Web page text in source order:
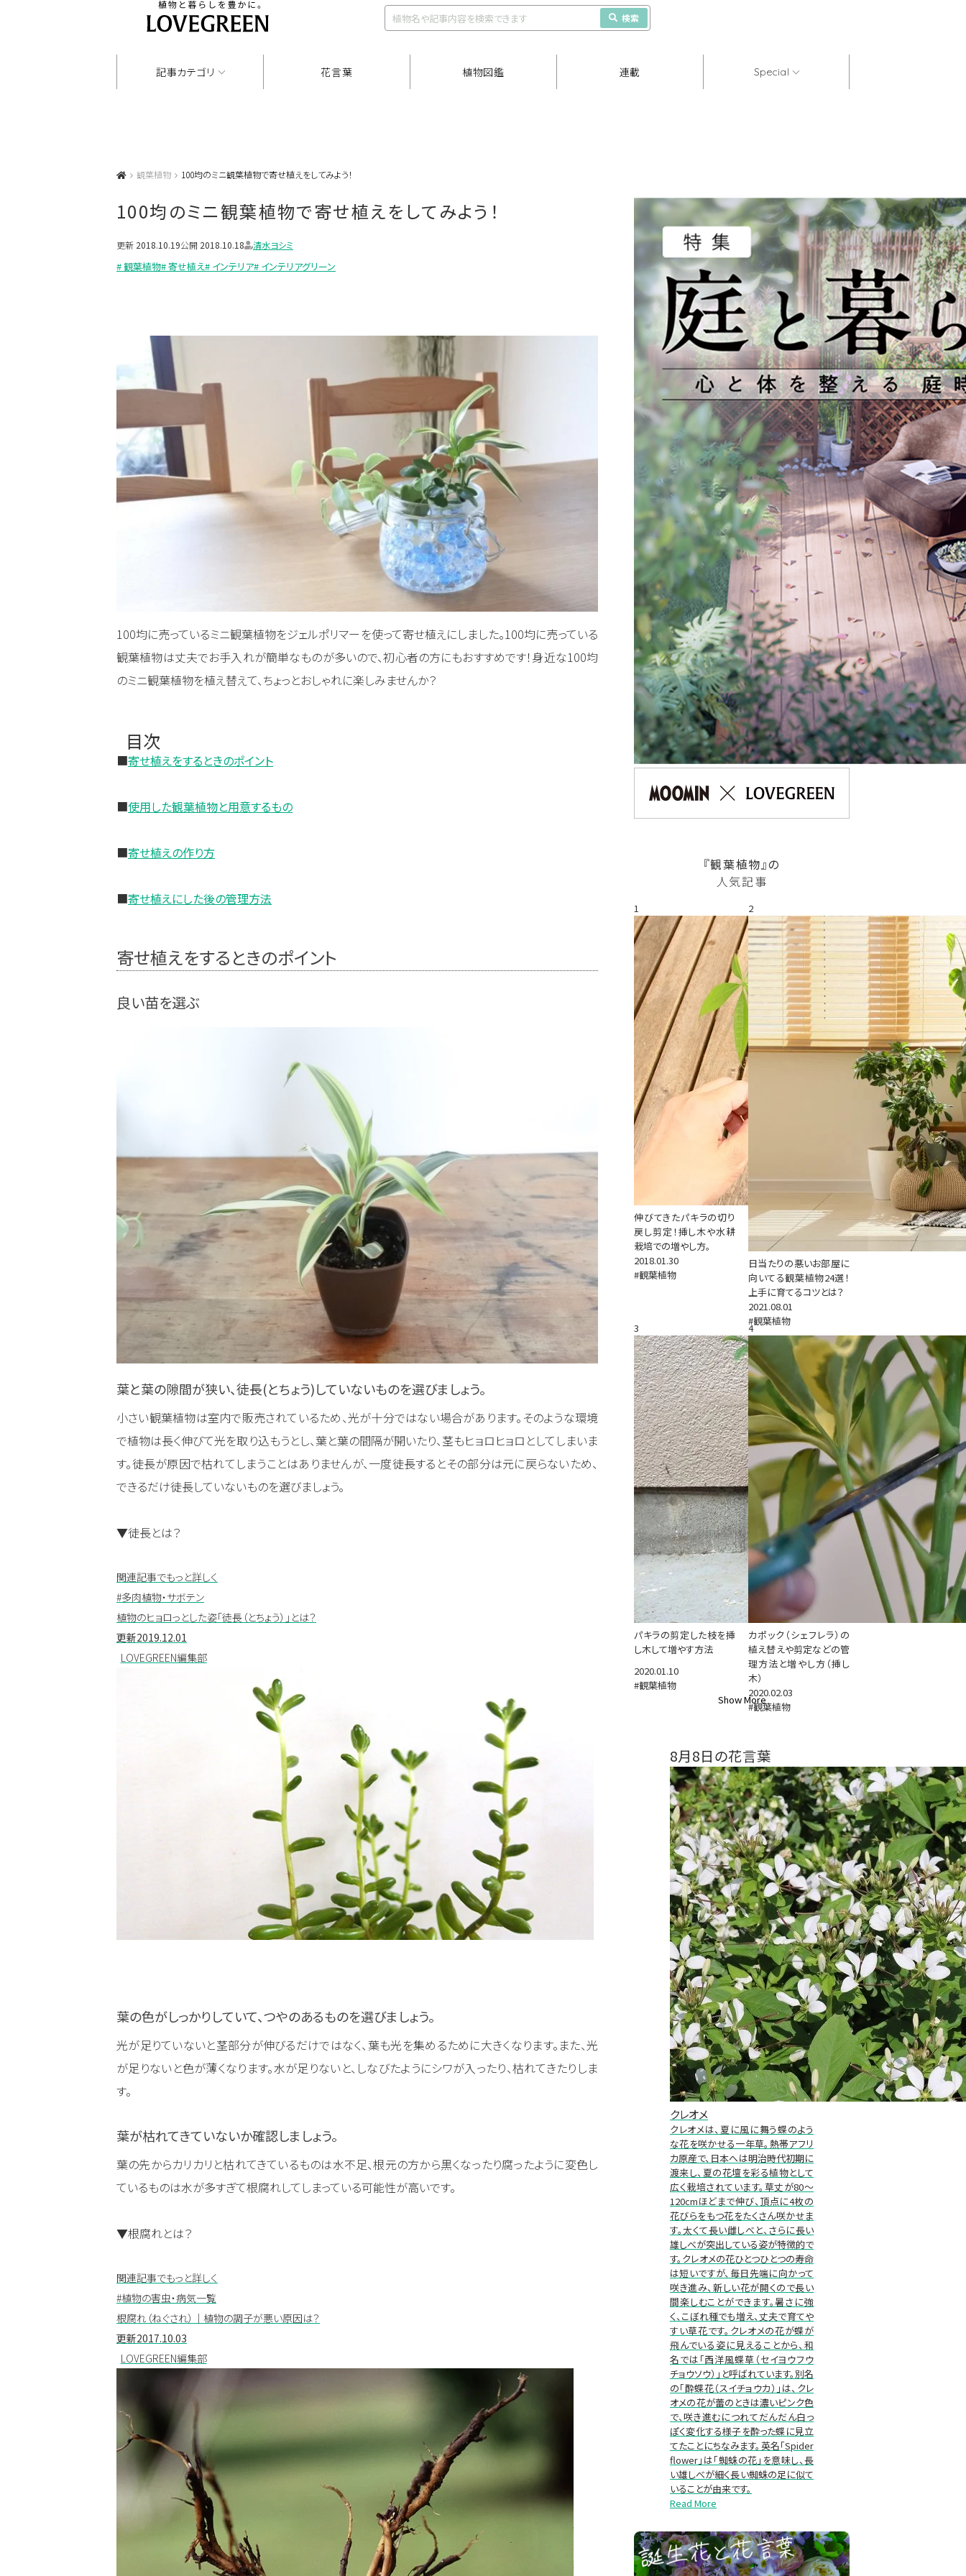
検索
記事カテゴリ 花言葉 植物図鑑 連載 Special
観葉植物 100均のミニ観葉植物で寄せ植えをしてみよう！
100均のミニ観葉植物で寄せ植えをしてみよう！
更新 2018.10.19公開 2018.10.18 清水ヨシミ
# 観葉植物# 寄せ植え# インテリア# インテリアグリーン
100均に売っているミニ観葉植物をジェルポリマーを使って寄せ植えにしました。100均に売っている
観葉植物は丈夫でお手入れが簡単なものが多いので、初心者の方にもおすすめです！身近な100均
のミニ観葉植物を植え替えて、ちょっとおしゃれに楽しみませんか？
目次
■寄せ植えをするときのポイント
■使用した観葉植物と用意するもの
■寄せ植えの作り方
■寄せ植えにした後の管理方法
寄せ植えをするときのポイント
良い苗を選ぶ
葉と葉の隙間が狭い、徒長(とちょう)していないものを選びましょう。
小さい観葉植物は室内で販売されているため、光が十分ではない場合があります。そのような環境
で植物は長く伸びて光を取り込もうとし、葉と葉の間隔が開いたり、茎もヒョロヒョロとしてしまいま
す。徒長が原因で枯れてしまうことはありませんが、一度徒長するとその部分は元に戻らないため、
できるだけ徒長していないものを選びましょう。
▼徒長とは？
関連記事でもっと詳しく
#多肉植物・サボテン
植物のヒョロっとした姿「徒長（とちょう）」とは？
更新2019.12.01
LOVEGREEN編集部
葉の色がしっかりしていて、つやのあるものを選びましょう。
光が足りていないと茎部分が伸びるだけではなく、葉も光を集めるために大きくなります。また、光
が足りないと色が薄くなります。水が足りないと、しなびたようにシワが入ったり、枯れてきたりしま
す。
葉が枯れてきていないか確認しましょう。
葉の先からカリカリと枯れてきているものは水不足、根元の方から黒くなったり腐ったように変色し
ているものは水が多すぎて根腐れしてしまっている可能性が高いです。
▼根腐れとは？
関連記事でもっと詳しく
#植物の害虫・病気一覧
根腐れ（ねぐされ）｜植物の調子が悪い原因は？
更新2017.10.03
LOVEGREEN編集部
『観葉植物』の
人気記事
1
伸びてきたパキラの切り
戻し剪定！挿し木や水耕
栽培での増やし方。
2018.01.30
#観葉植物
2
日当たりの悪いお部屋に
向いてる観葉植物24選！
上手に育てるコツとは？
2021.08.01
#観葉植物
3
パキラの剪定した枝を挿
し木して増やす方法
2020.01.10
#観葉植物
4
カポック（シェフレラ）の
植え替えや剪定などの管
理方法と増やし方（挿し
木）
2020.02.03
#観葉植物
Show More
8月8日の花言葉
クレオメ
クレオメは、夏に風に舞う蝶のよう
な花を咲かせる一年草。熱帯アフリ
カ原産で、日本へは明治時代初期に
渡来し、夏の花壇を彩る植物として
広く栽培されています。草丈が80～
120cmほどまで伸び、頂点に4枚の
花びらをもつ花をたくさん咲かせま
す。太くて長い雌しべと、さらに長い
雄しべが突出している姿が特徴的で
す。クレオメの花ひとつひとつの寿命
は短いですが、毎日先端に向かって
咲き進み、新しい花が開くので長い
間楽しむことができます。暑さに強
く、こぼれ種でも増え、丈夫で育てや
すい草花です。クレオメの花が蝶が
飛んでいる姿に見えることから、和
名では「西洋風蝶草（セイヨウフウ
チョウソウ）」と呼ばれています。別名
の「酔蝶花（スイチョウカ）」は、クレ
オメの花が蕾のときは濃いピンク色
で、咲き進むにつれてだんだん白っ
ぽく変化する様子を酔った蝶に見立
てたことにちなみます。英名「Spider
flower」は「蜘蛛の花」を意味し、長
い雄しべが細く長い蜘蛛の足に似て
いることが由来です。
Read More